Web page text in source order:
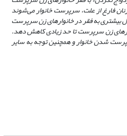
فارغ از علت، سرپرست خانوار میشوند
بیشتری به فقر در خانوارهای زن سرپرست
زن سرپرست تا حد زیادی کاهش دهد.
شدن خانوار و همچنین توجه به سایر